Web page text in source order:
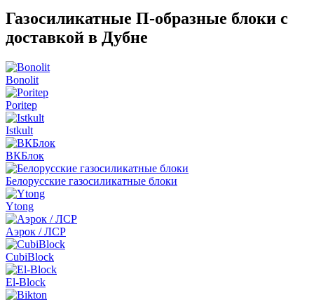
Газосиликатные П-образные блоки с
доставкой в Дубне
Bonolit
Poritep
Istkult
ВКБлок
Белорусские газосиликатные блоки
Ytong
Aэрок / ЛСР
CubiBlock
El-Block